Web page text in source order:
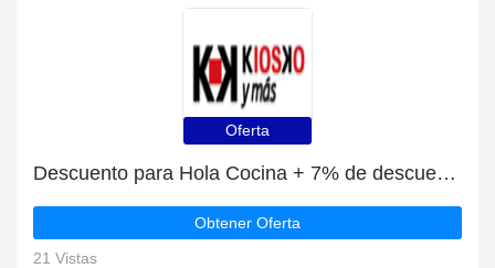
Oferta
Descuento para Hola Cocina + 7% de descuento adicional
Obtener Oferta
21 Vistas